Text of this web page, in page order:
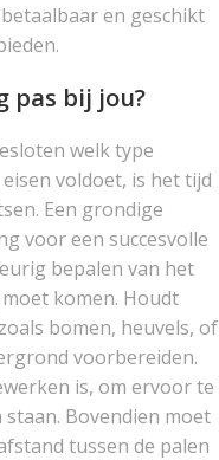
en geschikt
pas bij jou?
welk type
voldoet, is het tijd
Een grondige
voor een succesvolle
bepalen van het
komen. Houdt
bomen, heuvels, of
voorbereiden.
is, om ervoor te
Bovendien moet
tussen de palen